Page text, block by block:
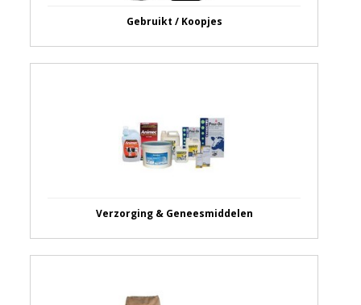
Gebruikt / Koopjes
Verzorging & Geneesmiddelen